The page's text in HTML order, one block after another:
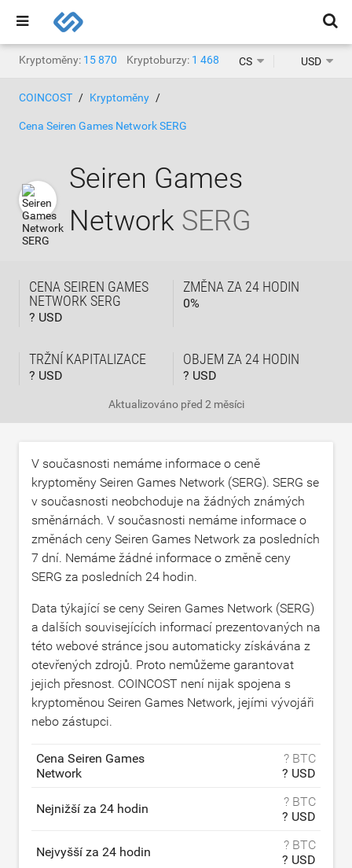
Kryptoměny: 15 870 Kryptoburzy: 1 468 CS USD
COINCOST Kryptoměny
Cena Seiren Games Network SERG
Seiren Games
Network SERG
CENA SEIREN GAMES
NETWORK SERG
? USD
ZMĚNA ZA 24 HODIN
0%
TRŽNÍ KAPITALIZACE
? USD
OBJEM ZA 24 HODIN
? USD
Aktualizováno před 2 měsíci
V současnosti nemáme informace o ceně
kryptoměny Seiren Games Network (SERG). SERG se
v současnosti neobchoduje na žádných známých
směnárnách. V současnosti nemáme informace o
změnách ceny Seiren Games Network za posledních
7 dní. Nemáme žádné informace o změně ceny
SERG za posledních 24 hodin.
Data týkající se ceny Seiren Games Network (SERG)
a dalších souvisejících informací prezentovaných na
této webové stránce jsou automaticky získávána z
otevřených zdrojů. Proto nemůžeme garantovat
jejich přesnost. COINCOST není nijak spojena s
kryptoměnou Seiren Games Network, jejími vývojáři
nebo zástupci.
Cena Seiren Games
Network
? BTC
? USD
Nejnižší za 24 hodin
? BTC
? USD
Nejvyšší za 24 hodin
? BTC
? USD